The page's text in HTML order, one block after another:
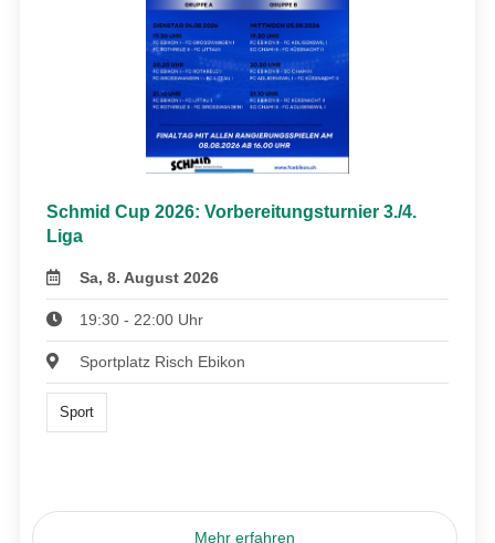
Schmid Cup 2026: Vorbereitungsturnier 3./4.
Liga
Sa, 8. August 2026
19:30 - 22:00 Uhr
Sportplatz Risch Ebikon
Sport
Mehr erfahren